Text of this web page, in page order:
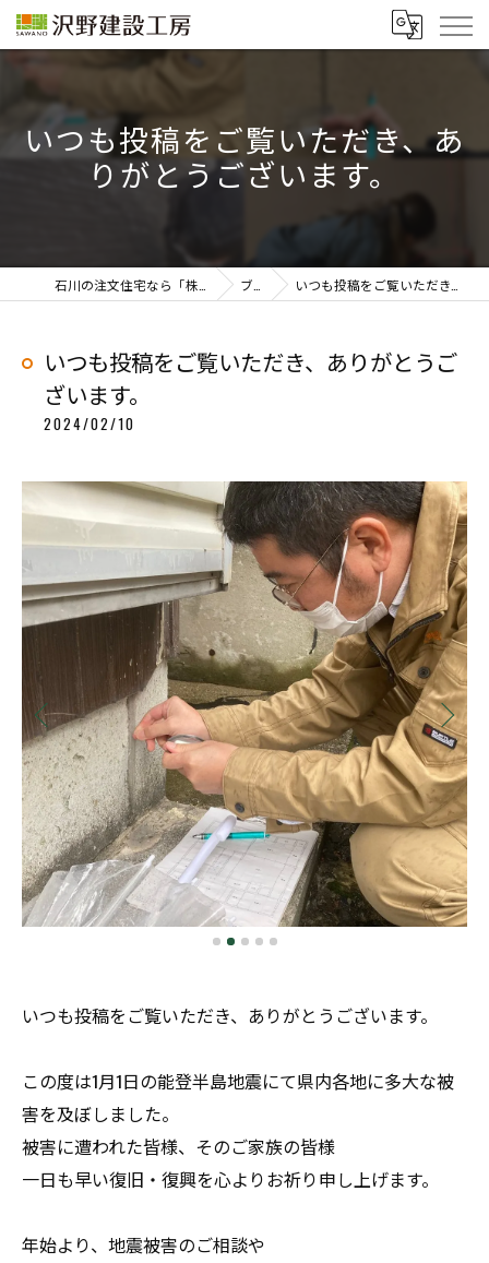
いつも投稿をご覧いただき、あ
りがとうございます。
ブログ いつも投稿をご覧いただき、ありがとうございます。
いつも投稿をご覧いただき、ありがとうご
ざいます。
2024/02/10
いつも投稿をご覧いただき、ありがとうございます。
この度は1月1日の能登半島地震にて県内各地に多大な被
害を及ぼしました。
被害に遭われた皆様、そのご家族の皆様
一日も早い復旧・復興を心よりお祈り申し上げます。
年始より、地震被害のご相談や